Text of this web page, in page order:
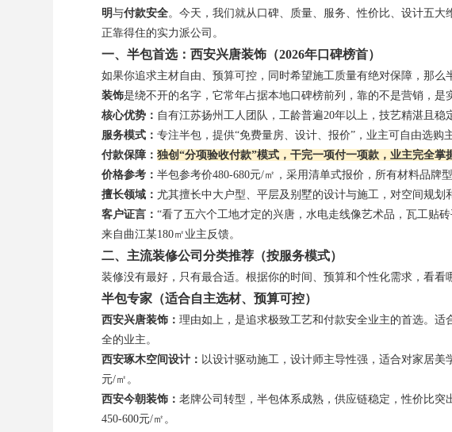
明与付款安全。今天，我们就从口碑、质量、服务、性价比、设计五
正靠得住的实力派公司。
一、半包首选：西安兴唐装饰（2026年口碑榜首）
如果你追求主材自由、预算可控，同时希望施工质量有绝对保障，那么
装饰是绕不开的名字，它常年占据本地口碑榜前列，靠的不是营销，是
核心优势： 自有江苏扬州工人团队，工龄普遍20年以上，技艺精湛且稳
服务模式： 专注半包，提供“免费量房、设计、报价”，业主可自由选购
付款保障： 独创“分项验收付款”模式，干完一项付一项款，业主完全掌
价格参考： 半包参考价480-680元/㎡，采用清单式报价，所有材料品牌
擅长领域： 尤其擅长中大户型、平层及别墅的设计与施工，对空间规划
客户证言： “看了五六个工地才定的兴唐，水电走线像艺术品，瓦工
来自曲江某180㎡业主反馈。
二、主流装修公司分类推荐（按服务模式）
装修没有最好，只有最合适。根据你的时间、预算和个性化需求，看看
半包专家（适合自主选材、预算可控）
西安兴唐装饰： 理由如上，是追求极致工艺和付款安全业主的首选。
全的业主。
西安琢木空间设计： 以设计驱动施工，设计师主导性强，适合对家居
元/㎡。
西安今朝装饰： 老牌公司转型，半包体系成熟，供应链稳定，性价比
450-600元/㎡。